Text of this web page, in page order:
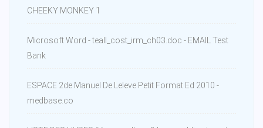
CHEEKY MONKEY 1
Microsoft Word - teall_cost_irm_ch03.doc - EMAIL Test
Bank
ESPACE 2de Manuel De Leleve Petit Format Ed 2010 -
medbase.co